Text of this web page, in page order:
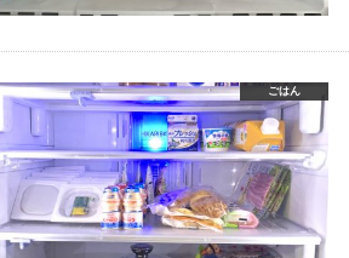
ごはん